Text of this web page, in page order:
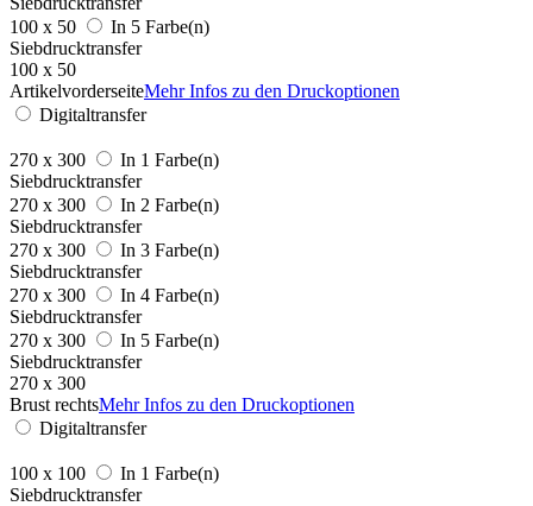
100 x 50
In 5 Farbe(n)
Siebdrucktransfer
100 x 50
ArtikelvorderseiteMehr Infos zu den Druckoptionen
Digitaltransfer
270 x 300
In 1 Farbe(n)
Siebdrucktransfer
270 x 300
In 2 Farbe(n)
Siebdrucktransfer
270 x 300
In 3 Farbe(n)
Siebdrucktransfer
270 x 300
In 4 Farbe(n)
Siebdrucktransfer
270 x 300
In 5 Farbe(n)
Siebdrucktransfer
270 x 300
Brust rechtsMehr Infos zu den Druckoptionen
Digitaltransfer
100 x 100
In 1 Farbe(n)
Siebdrucktransfer